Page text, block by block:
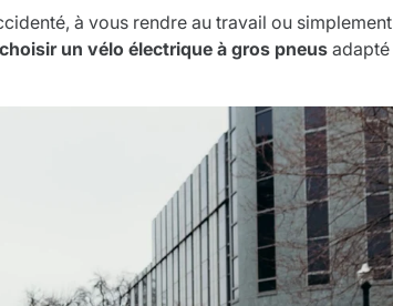
à vous rendre au travail ou simplement
un vélo électrique à gros pneus adapté